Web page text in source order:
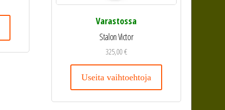
Varastossa
Stalon Victor
325,00€
Useita vaihtoehtoja